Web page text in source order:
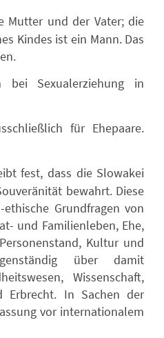
Mutter und der Vater; die
Kindes ist ein Mann. Das
Sexualerziehung in
für Ehepaare.
fest, dass die Slowakei
bewahrt. Diese
Grundfragen von
und Familienleben, Ehe,
Kultur und
über damit
Wissenschaft,
Erbrecht. In Sachen der
vor internationalem